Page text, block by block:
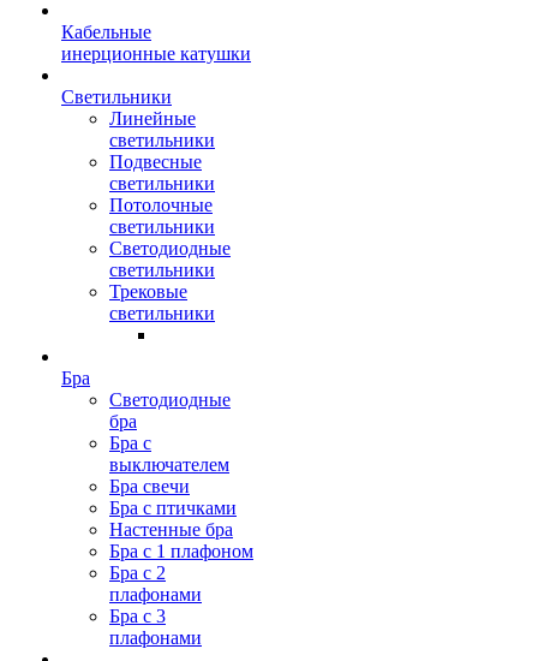
Кабельные
инерционные катушки
Светильники
Линейные
светильники
Подвесные
светильники
Потолочные
светильники
Светодиодные
светильники
Трековые
светильники
Бра
Светодиодные
бра
Бра с
выключателем
Бра свечи
Бра с птичками
Настенные бра
Бра с 1 плафоном
Бра с 2
плафонами
Бра с 3
плафонами